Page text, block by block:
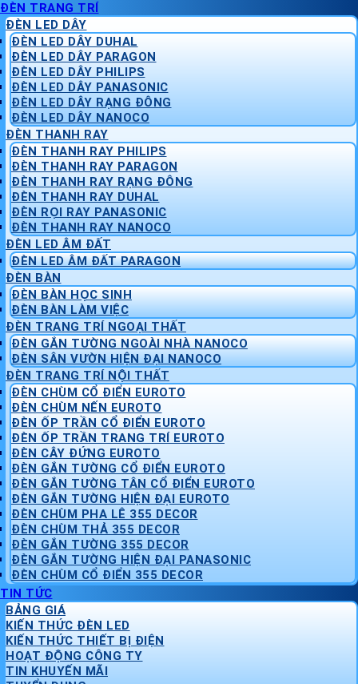
ĐÈN TRANG TRÍ
ĐÈN LED DÂY
ĐÈN LED DÂY DUHAL
ĐÈN LED DÂY PARAGON
ĐÈN LED DÂY PHILIPS
ĐÈN LED DÂY PANASONIC
ĐÈN LED DÂY RẠNG ĐÔNG
ĐÈN LED DÂY NANOCO
ĐÈN THANH RAY
ĐÈN THANH RAY PHILIPS
ĐÈN THANH RAY PARAGON
ĐÈN THANH RAY RẠNG ĐÔNG
ĐÈN THANH RAY DUHAL
ĐÈN RỌI RAY PANASONIC
ĐÈN THANH RAY NANOCO
ĐÈN LED ÂM ĐẤT
ĐÈN LED ÂM ĐẤT PARAGON
ĐÈN BÀN
ĐÈN BÀN HỌC SINH
ĐÈN BÀN LÀM VIỆC
ĐÈN TRANG TRÍ NGOẠI THẤT
ĐÈN GẮN TƯỜNG NGOÀI NHÀ NANOCO
ĐÈN SÂN VƯỜN HIỆN ĐẠI NANOCO
ĐÈN TRANG TRÍ NỘI THẤT
ĐÈN CHÙM CỔ ĐIỂN EUROTO
ĐÈN CHÙM NẾN EUROTO
ĐÈN ỐP TRẦN CỔ ĐIỂN EUROTO
ĐÈN ỐP TRẦN TRANG TRÍ EUROTO
ĐÈN CÂY ĐỨNG EUROTO
ĐÈN GẮN TƯỜNG CỔ ĐIỂN EUROTO
ĐÈN GẮN TƯỜNG TÂN CỔ ĐIỂN EUROTO
ĐÈN GẮN TƯỜNG HIỆN ĐẠI EUROTO
ĐÈN CHÙM PHA LÊ 355 DECOR
ĐÈN CHÙM THẢ 355 DECOR
ĐÈN GẮN TƯỜNG 355 DECOR
ĐÈN GẮN TƯỜNG HIỆN ĐẠI PANASONIC
ĐÈN CHÙM CỔ ĐIỂN 355 DECOR
TIN TỨC
BẢNG GIÁ
KIẾN THỨC ĐÈN LED
KIẾN THỨC THIẾT BỊ ĐIỆN
HOẠT ĐỘNG CÔNG TY
TIN KHUYẾN MÃI